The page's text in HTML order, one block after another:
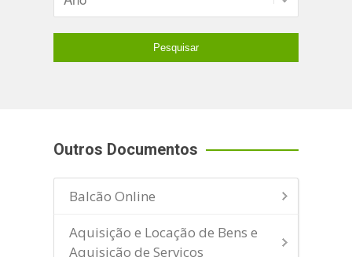
Outros Documentos
Balcão Online
Aquisição e Locação de Bens e
Aquisição de Serviços